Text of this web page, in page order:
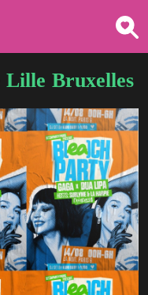
Lille Bruxelles